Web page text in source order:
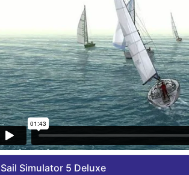
Sail Simulator 5 Deluxe